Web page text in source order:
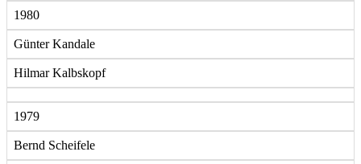
1980
Günter Kandale
Hilmar Kalbskopf
1979
Bernd Scheifele